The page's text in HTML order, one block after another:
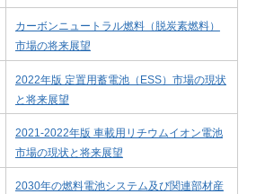
カーボンニュートラル燃料（脱炭素燃料）
市場の将来展望
2022年版 定置用蓄電池（ESS）市場の現状
と将来展望
2021-2022年版 車載用リチウムイオン電池
市場の現状と将来展望
2030年の燃料電池システム及び関連部材産